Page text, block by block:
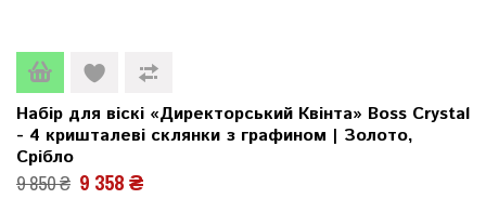
Набір для віскі «Директорський Квінта» Boss Crystal
- 4 кришталеві склянки з графином | Золото,
Срібло
9 850 ₴ 9 358 ₴